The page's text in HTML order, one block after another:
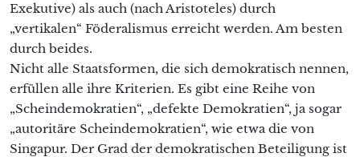
Exekutive) als auch (nach Aristoteles) durch
„vertikalen“ Föderalismus erreicht werden. Am besten
durch beides.
Nicht alle Staatsformen, die sich demokratisch nennen,
erfüllen alle ihre Kriterien. Es gibt eine Reihe von
„Scheindemokratien“, „defekte Demokratien“, ja sogar
„autoritäre Scheindemokratien“, wie etwa die von
Singapur. Der Grad der demokratischen Beteiligung ist